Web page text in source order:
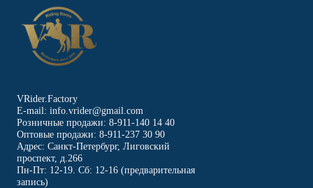
VRider.Factory
E-mail: info.vrider@gmail.com
Розничные продажи: 8-911-140 14 40
Оптовые продажи: 8-911-237 30 90
Адрес: Санкт-Петербург, Лиговский
проспект, д.266
Пн-Пт: 12-19. Сб: 12-16 (предварительная
запись)